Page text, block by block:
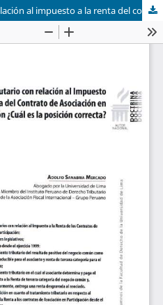
Tratamiento tributario con relación al impuesto a la renta del contrato de asociación en participación: ¿Cuál es la posición correcta?